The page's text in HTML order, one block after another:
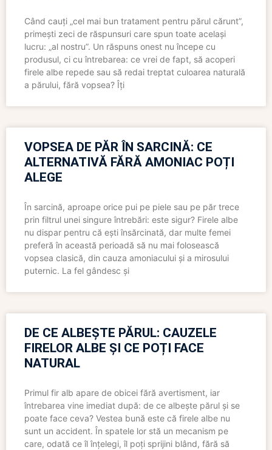
Când cauți „cel mai bun tratament pentru părul cărunt”,
primești zeci de răspunsuri care spun toate același
lucru: „al nostru”. Un răspuns onest nu începe cu
produsul, ci cu întrebarea: ce vrei de fapt, să acoperi
firele albe repede sau să redai treptat culoarea naturală
a părului, fără vopsea? Îți
VOPSEA DE PĂR ÎN SARCINĂ: CE
ALTERNATIVĂ FĂRĂ AMONIAC POȚI
ALEGE
În sarcină, aproape orice pui pe piele sau pe păr trece
prin filtrul unei singure întrebări: este sigur? Firele albe
nu dispar pentru că ești însărcinată, dar multe femei
preferă în această perioadă să nu mai folosească
vopsea clasică, din cauza amoniacului și a mirosului
puternic. La fel gândesc și
DE CE ALBEȘTE PĂRUL: CAUZELE
FIRELOR ALBE ȘI CE POȚI FACE
NATURAL
Primul fir alb apare de obicei fără avertisment, iar
întrebarea vine imediat după: de ce albește părul și se
poate face ceva? Vestea bună este că firele albe nu
sunt un accident. În spatele lor stă un mecanism pe
care, odată ce îl înțelegi, îl poți sprijini blând, fără să